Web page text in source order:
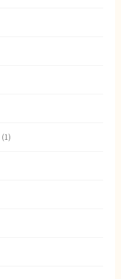
(1)